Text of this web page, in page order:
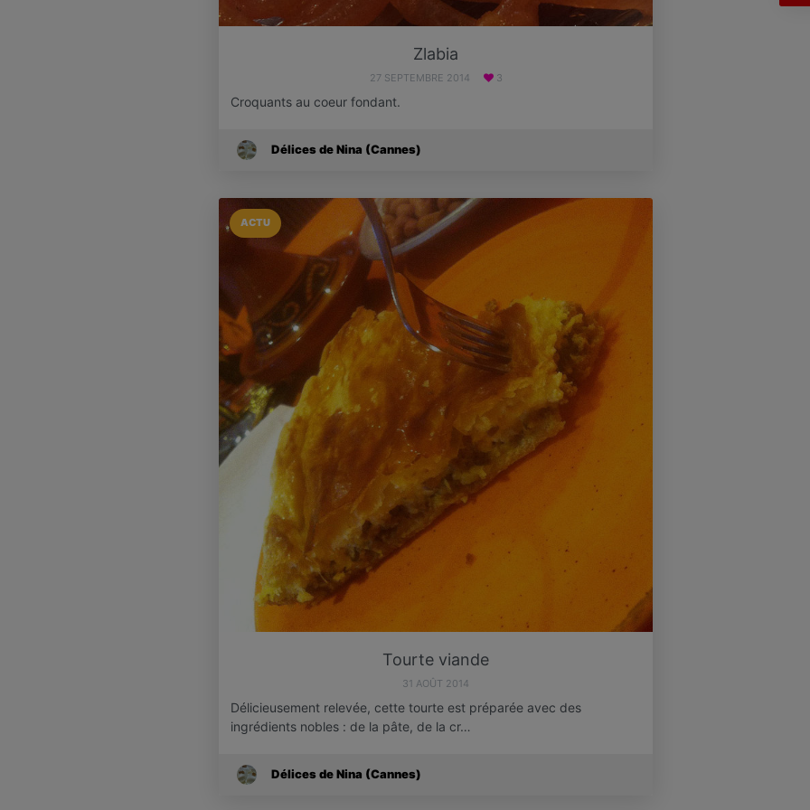
Zlabia
27 SEPTEMBRE 2014 3
Croquants au coeur fondant.
Délices de Nina (Cannes)
ACTU
Tourte viande
31 AOÛT 2014
Délicieusement relevée, cette tourte est préparée avec des
ingrédients nobles : de la pâte, de la cr…
Délices de Nina (Cannes)